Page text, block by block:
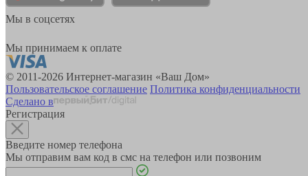
Мы в соцсетях
Мы принимаем к оплате
© 2011-2026 Интернет-магазин «Ваш Дом»
Пользовательское соглашение Политика конфиденциальности
Сделано в
Регистрация
Введите номер телефона
Мы отправим вам код в смс на телефон или позвоним